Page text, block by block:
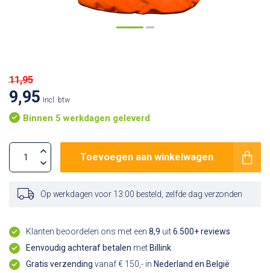
11,95
9,95 Incl. btw
Binnen 5 werkdagen geleverd
Toevoegen aan winkelwagen
Op werkdagen voor 13:00 besteld, zelfde dag verzonden
Klanten beoordelen ons met een 8,9 uit6.500+ reviews
Eenvoudig achteraf betalen met Billink
Gratis verzending vanaf € 150,- in Nederland en België